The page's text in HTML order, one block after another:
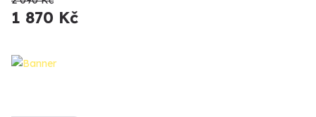
1 870 Kč